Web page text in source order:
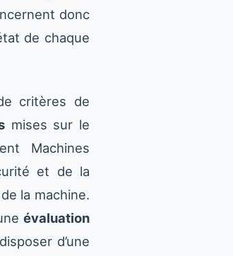
donc
de chaque
critères de
mises sur le
Machines
et de la
la machine.
évaluation
d’une